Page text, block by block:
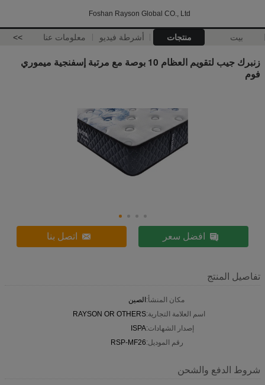
Foshan Rayson Global CO., Ltd
بيت منتجات أشرطة فيديو معلومات عنا >>
زنبرك جيب لتقويم العظام 10 بوصة مع مرتبة إسفنجية ميموري
فوم
افضل سعر اتصل بنا
تفاصيل المنتج
مكان المنشأ:الصين
اسم العلامة التجارية:RAYSON OR OTHERS
إصدار الشهادات:ISPA
رقم الموديل:RSP-MF26
شروط الدفع والشحن